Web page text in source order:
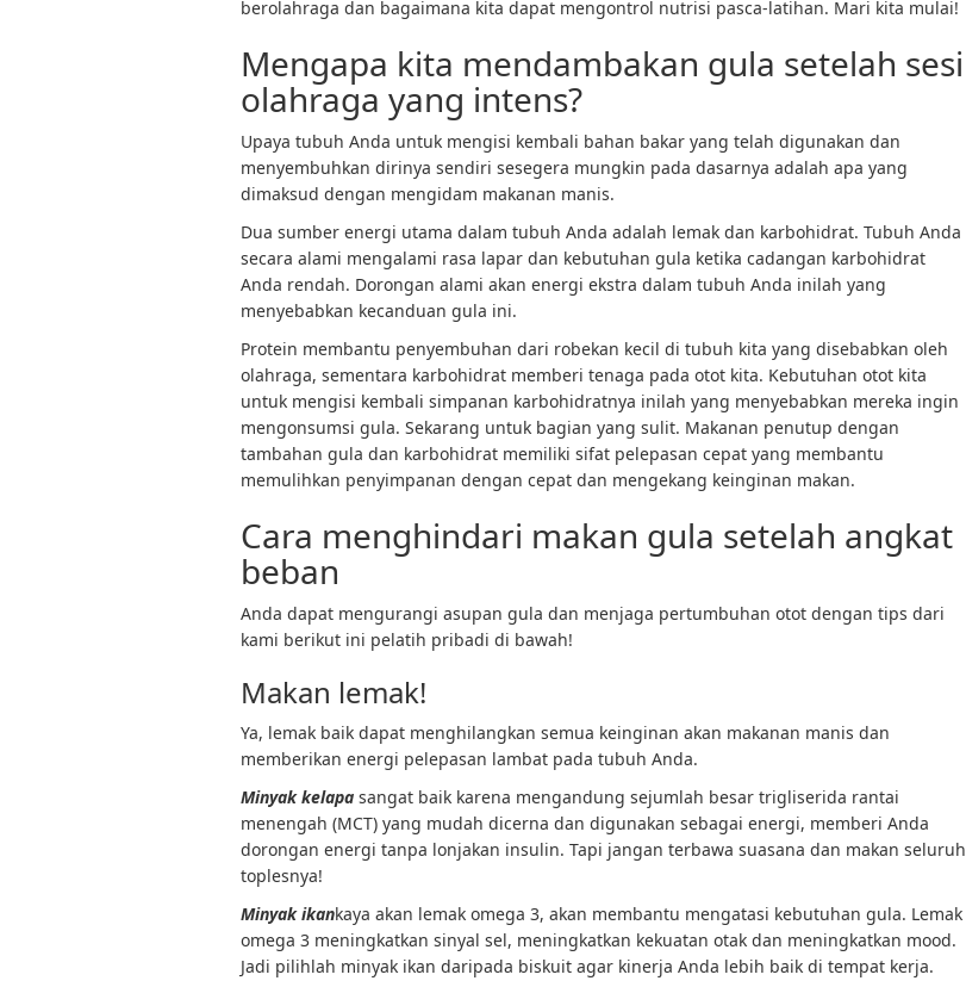
berolahraga dan bagaimana kita dapat mengontrol nutrisi pasca-latihan. Mari kita mulai!
Mengapa kita mendambakan gula setelah sesi
olahraga yang intens?
Upaya tubuh Anda untuk mengisi kembali bahan bakar yang telah digunakan dan
menyembuhkan dirinya sendiri sesegera mungkin pada dasarnya adalah apa yang
dimaksud dengan mengidam makanan manis.
Dua sumber energi utama dalam tubuh Anda adalah lemak dan karbohidrat. Tubuh Anda
secara alami mengalami rasa lapar dan kebutuhan gula ketika cadangan karbohidrat
Anda rendah. Dorongan alami akan energi ekstra dalam tubuh Anda inilah yang
menyebabkan kecanduan gula ini.
Protein membantu penyembuhan dari robekan kecil di tubuh kita yang disebabkan oleh
olahraga, sementara karbohidrat memberi tenaga pada otot kita. Kebutuhan otot kita
untuk mengisi kembali simpanan karbohidratnya inilah yang menyebabkan mereka ingin
mengonsumsi gula. Sekarang untuk bagian yang sulit. Makanan penutup dengan
tambahan gula dan karbohidrat memiliki sifat pelepasan cepat yang membantu
memulihkan penyimpanan dengan cepat dan mengekang keinginan makan.
Cara menghindari makan gula setelah angkat
beban
Anda dapat mengurangi asupan gula dan menjaga pertumbuhan otot dengan tips dari
kami berikut ini pelatih pribadi di bawah!
Makan lemak!
Ya, lemak baik dapat menghilangkan semua keinginan akan makanan manis dan
memberikan energi pelepasan lambat pada tubuh Anda.
Minyak kelapa sangat baik karena mengandung sejumlah besar trigliserida rantai
menengah (MCT) yang mudah dicerna dan digunakan sebagai energi, memberi Anda
dorongan energi tanpa lonjakan insulin. Tapi jangan terbawa suasana dan makan seluruh
toplesnya!
Minyak ikankaya akan lemak omega 3, akan membantu mengatasi kebutuhan gula. Lemak
omega 3 meningkatkan sinyal sel, meningkatkan kekuatan otak dan meningkatkan mood.
Jadi pilihlah minyak ikan daripada biskuit agar kinerja Anda lebih baik di tempat kerja.